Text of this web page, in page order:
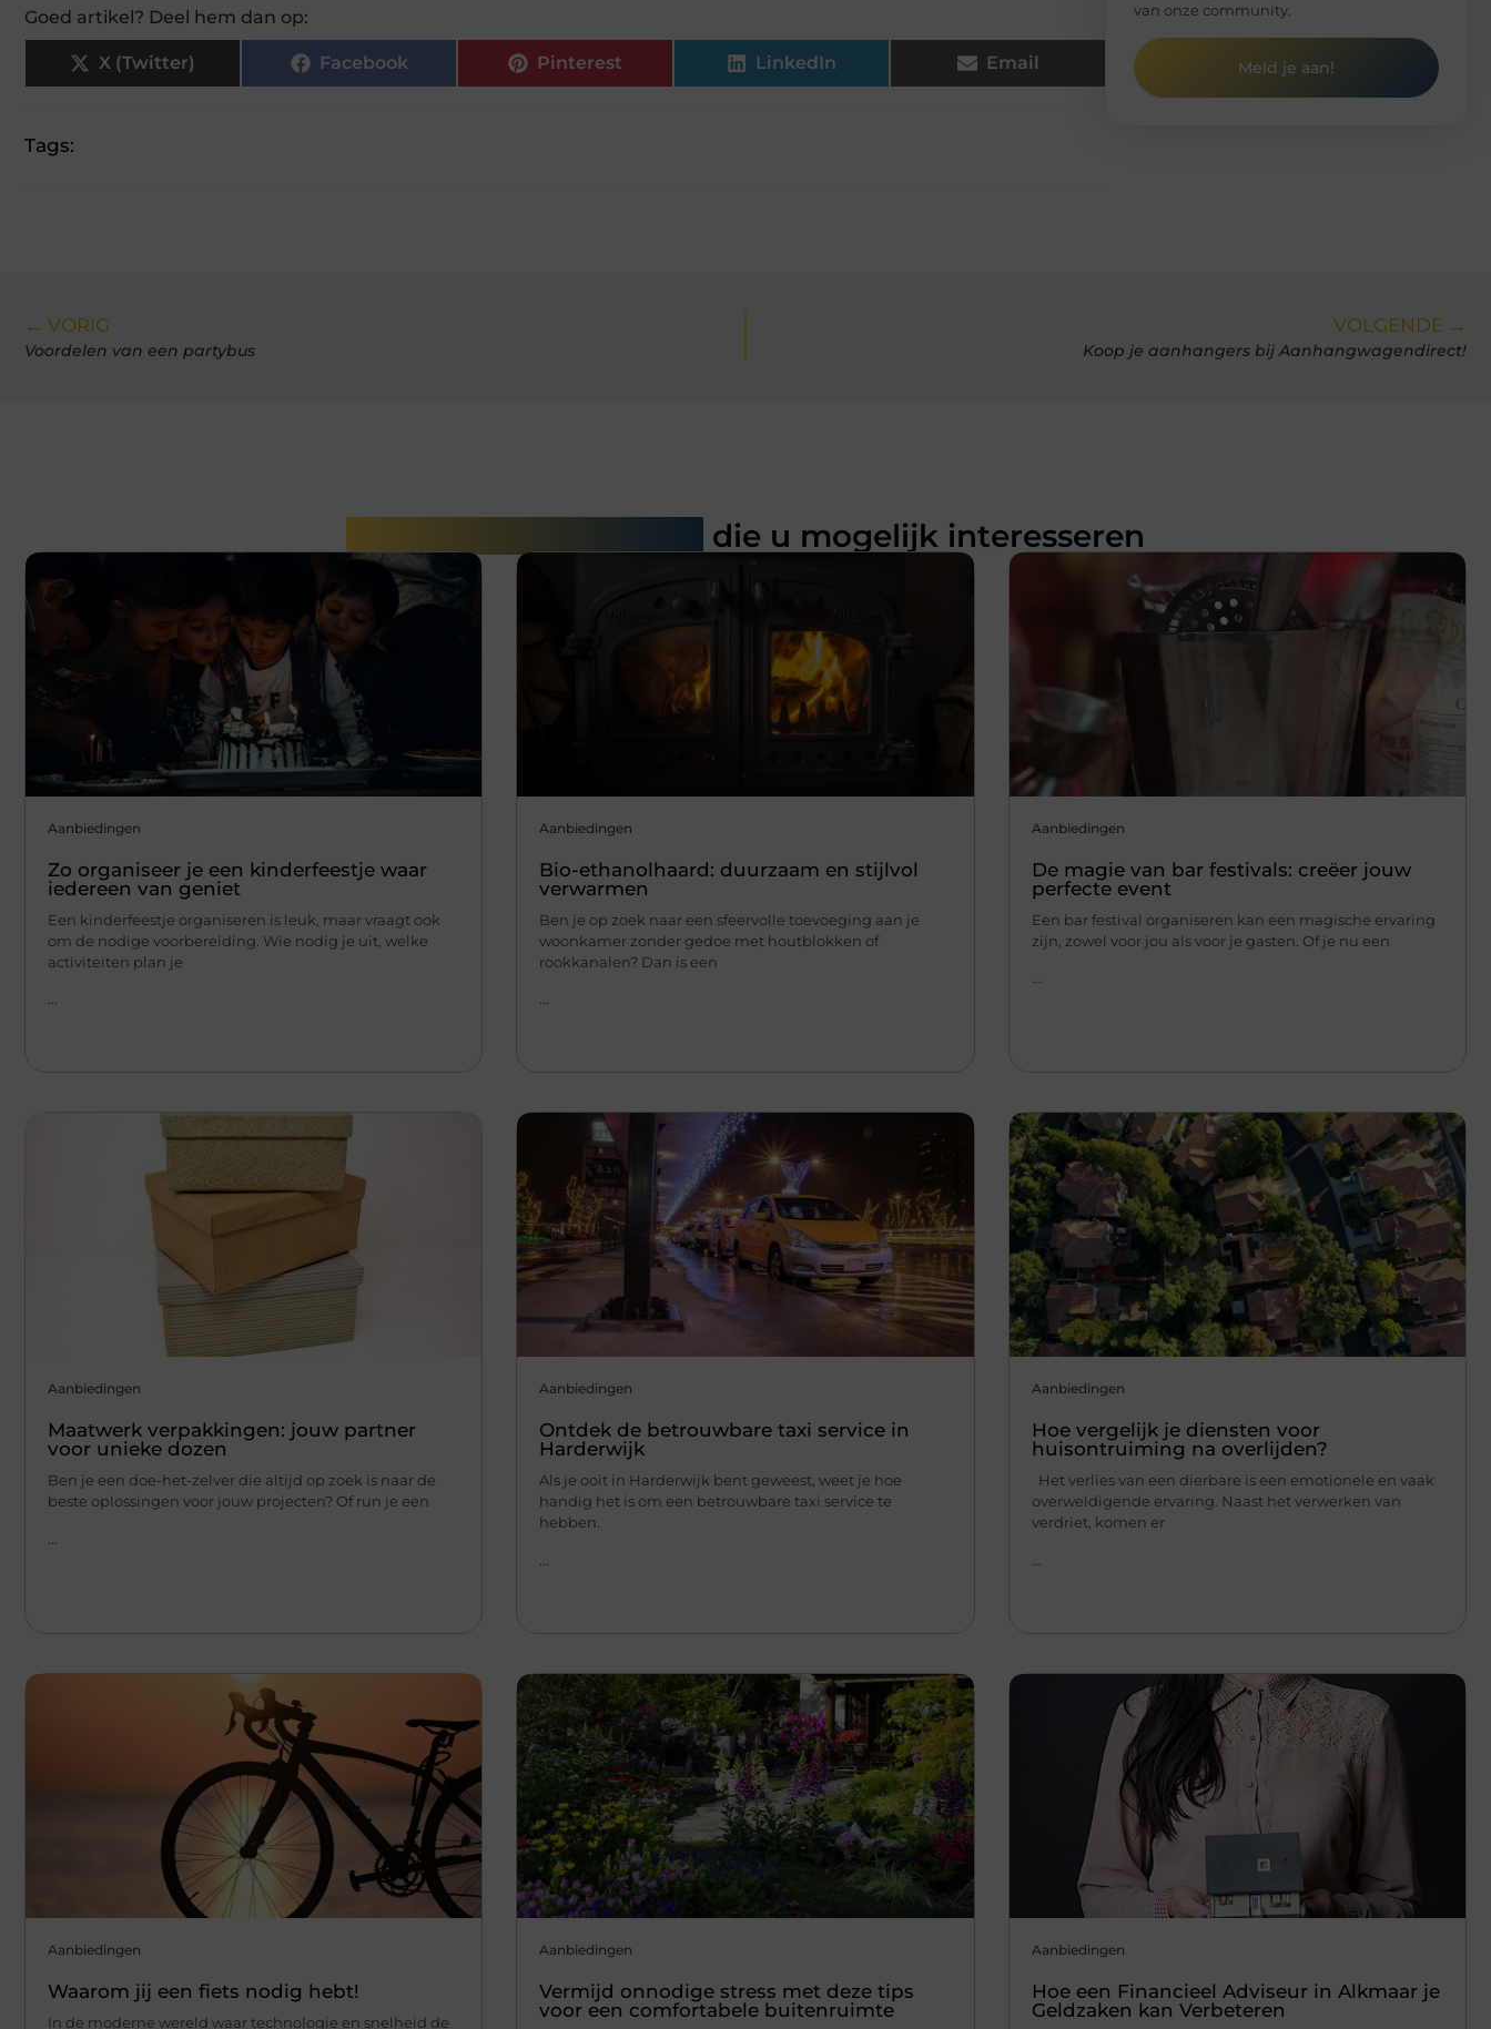
Goed artikel? Deel hem dan op:
X (Twitter) Facebook Pinterest LinkedIn Email
Tags:
van onze community.
Meld je aan!
← VORIG
Voordelen van een partybus
VOLGENDE →
Koop je aanhangers bij Aanhangwagendirect!
die u mogelijk interesseren
Aanbiedingen
Zo organiseer je een kinderfeestje waar
iedereen van geniet
Een kinderfeestje organiseren is leuk, maar vraagt ook
om de nodige voorbereiding. Wie nodig je uit, welke
activiteiten plan je
...
Aanbiedingen
Bio-ethanolhaard: duurzaam en stijlvol
verwarmen
Ben je op zoek naar een sfeervolle toevoeging aan je
woonkamer zonder gedoe met houtblokken of
rookkanalen? Dan is een
...
Aanbiedingen
De magie van bar festivals: creëer jouw
perfecte event
Een bar festival organiseren kan een magische ervaring
zijn, zowel voor jou als voor je gasten. Of je nu een
...
Aanbiedingen
Maatwerk verpakkingen: jouw partner
voor unieke dozen
Ben je een doe-het-zelver die altijd op zoek is naar de
beste oplossingen voor jouw projecten? Of run je een
Aanbiedingen
Ontdek de betrouwbare taxi service in
Harderwijk
Als je ooit in Harderwijk bent geweest, weet je hoe
handig het is om een betrouwbare taxi service te
hebben.
Aanbiedingen
Hoe vergelijk je diensten voor
huisontruiming na overlijden?
Het verlies van een dierbare is een emotionele en vaak
overweldigende ervaring. Naast het verwerken van
verdriet, komen er
Aanbiedingen
Waarom jij een fiets nodig hebt!
In de moderne wereld waar technologie en snelheid de
Aanbiedingen
Vermijd onnodige stress met deze tips
voor een comfortabele buitenruimte
Aanbiedingen
Hoe een Financieel Adviseur in Alkmaar je
Geldzaken kan Verbeteren